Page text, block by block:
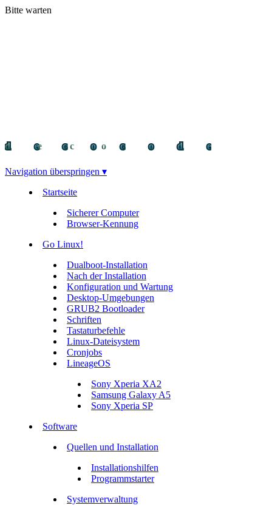
Bitte warten
decocode
decocode
deco
Navigation überspringen ▾
Startseite
Sicherer Computer
Browser-Kennung
Go Linux!
Dualboot-Installation
Nach der Installation
Konfiguration und Wartung
Desktop-Umgebungen
GRUB2 Bootloader
Schriften
Tastaturbefehle
Linux-Dateisystem
Cronjobs
LineageOS
Sony Xperia XA2
Samsung Galaxy A5
Sony Xperia SP
Software
Quellen und Installation
Installationshilfen
Programmstarter
Systemverwaltung